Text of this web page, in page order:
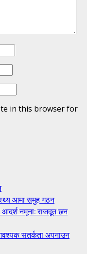
in this browser for
आमा समुह गठन
आदर्श नमूना: राजदूत छन
आवश्यक सतर्कता अपनाउन